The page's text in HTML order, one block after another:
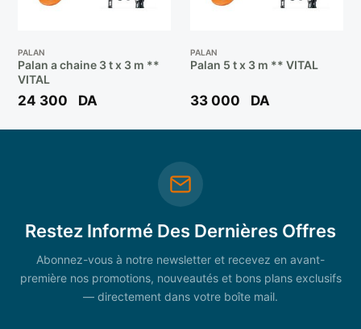
PALAN
Palan a chaine 3 t x 3 m **
VITAL
24 300 DA
PALAN
Palan 5 t x 3 m ** VITAL
33 000 DA
Restez Informé Des Dernières Offres
Abonnez-vous à notre newsletter et recevez en avant-
première nos promotions, nouveautés et bons plans exclusifs
— directement dans votre boîte mail.